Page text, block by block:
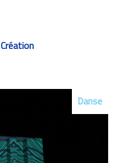
Création
Danse